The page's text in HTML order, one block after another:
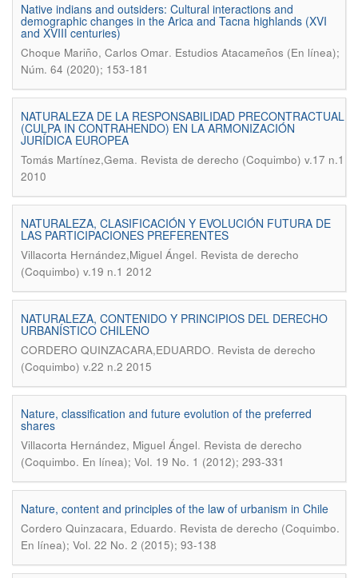
Native indians and outsiders: Cultural interactions and
demographic changes in the Arica and Tacna highlands (XVI
and XVIII centuries)
Choque Mariño, Carlos Omar. Estudios Atacameños (En línea);
Núm. 64 (2020); 153-181
NATURALEZA DE LA RESPONSABILIDAD PRECONTRACTUAL
(CULPA IN CONTRAHENDO) EN LA ARMONIZACIÓN
JURÍDICA EUROPEA
Tomás Martínez,Gema. Revista de derecho (Coquimbo) v.17 n.1
2010
NATURALEZA, CLASIFICACIÓN Y EVOLUCIÓN FUTURA DE
LAS PARTICIPACIONES PREFERENTES
Villacorta Hernández,Miguel Ángel. Revista de derecho
(Coquimbo) v.19 n.1 2012
NATURALEZA, CONTENIDO Y PRINCIPIOS DEL DERECHO
URBANÍSTICO CHILENO
CORDERO QUINZACARA,EDUARDO. Revista de derecho
(Coquimbo) v.22 n.2 2015
Nature, classification and future evolution of the preferred
shares
Villacorta Hernández, Miguel Ángel. Revista de derecho
(Coquimbo. En línea); Vol. 19 No. 1 (2012); 293-331
Nature, content and principles of the law of urbanism in Chile
Cordero Quinzacara, Eduardo. Revista de derecho (Coquimbo.
En línea); Vol. 22 No. 2 (2015); 93-138